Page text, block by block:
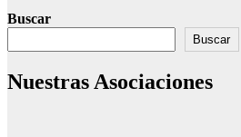
Buscar
Buscar
Nuestras Asociaciones